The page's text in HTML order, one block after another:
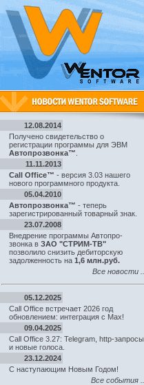
12.08.2014
Получено свидетельство о
регистрации программы для ЭВМ
Автопрозвонка™
11.11.2013
Call Office™ - версия 3.03 нашего
нового программного продукта.
05.04.2010
Автопрозвонка™ - теперь
зарегистрированный товарный знак.
23.07.2008
Внедрение программы Автопро-
звонка в ЗАО "СТРИМ-ТВ"
позволило снизить дебиторскую
задолженность на 1,6 млн.руб.
Все новости ...
05.12.2025
Call Office встречает 2026 год
обновлением: интеграция с Max!
09.04.2025
Call Office 3.27: Telegram, http-запросы
и новые голоса.
23.12.2024
С наступающим Новым Годом!
Все события ...